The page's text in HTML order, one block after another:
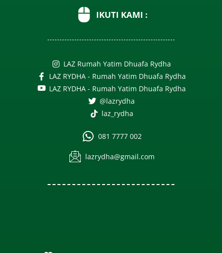
IKUTI KAMI :
LAZ Rumah Yatim Dhuafa Rydha
LAZ RYDHA - Rumah Yatim Dhuafa Rydha
LAZ RYDHA - Rumah Yatim Dhuafa Rydha
@lazrydha
laz_rydha
081 7777 002
lazrydha@gmail.com